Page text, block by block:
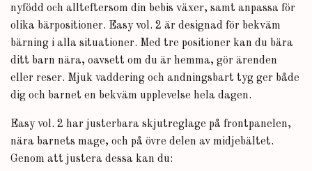
nyfödd och allteftersom din bebis växer, samt anpassa för
olika bärpositioner. Easy vol. 2 är designad för bekväm
bärning i alla situationer. Med tre positioner kan du bära
ditt barn nära, oavsett om du är hemma, gör ärenden
eller reser. Mjuk vaddering och andningsbart tyg ger både
dig och barnet en bekväm upplevelse hela dagen.
Easy vol. 2 har justerbara skjutreglage på frontpanelen,
nära barnets mage, och på övre delen av midjebältet.
Genom att justera dessa kan du: